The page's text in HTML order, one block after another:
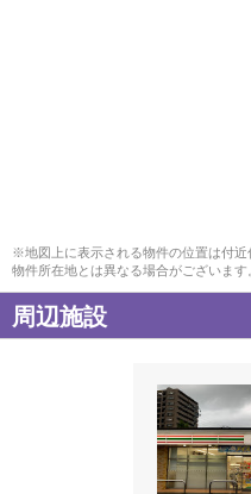
※地図上に表示される物件の位置は付
物件所在地とは異なる場合がございます
周辺施設